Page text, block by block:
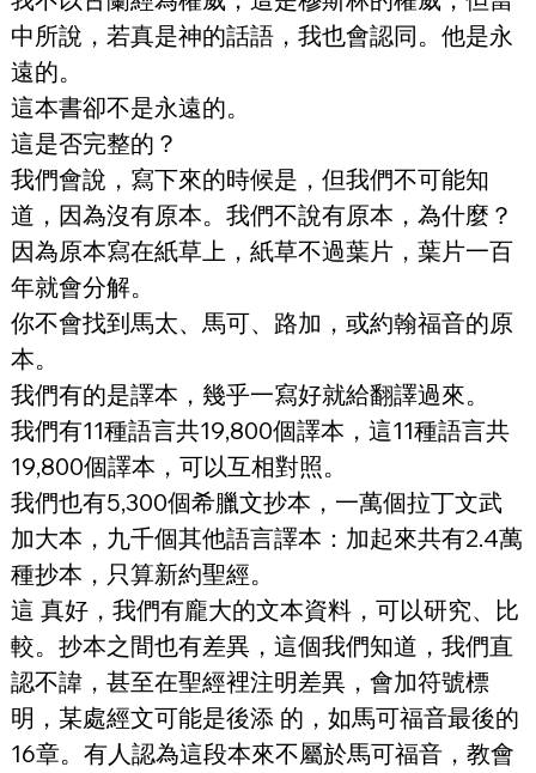
中所說，若真是神的話語，我也會認同。他是永
遠的。
這本書卻不是永遠的。
這是否完整的？
我們會說，寫下來的時候是，但我們不可能知
道，因為沒有原本。我們不說有原本，為什麼？
因為原本寫在紙草上，紙草不過葉片，葉片一百
年就會分解。
你不會找到馬太、馬可、路加，或約翰福音的原
本。
我們有的是譯本，幾乎一寫好就給翻譯過來。
我們有11種語言共19,800個譯本，這11種語言共
19,800個譯本，可以互相對照。
我們也有5,300個希臘文抄本，一萬個拉丁文武
加大本，九千個其他語言譯本：加起來共有2.4萬
種抄本，只算新約聖經。
這 真好，我們有龐大的文本資料，可以研究、比
較。抄本之間也有差異，這個我們知道，我們直
認不諱，甚至在聖經裡注明差異，會加符號標
明，某處經文可能是後添 的，如馬可福音最後的
16章。有人認為這段本來不屬於馬可福音，教會